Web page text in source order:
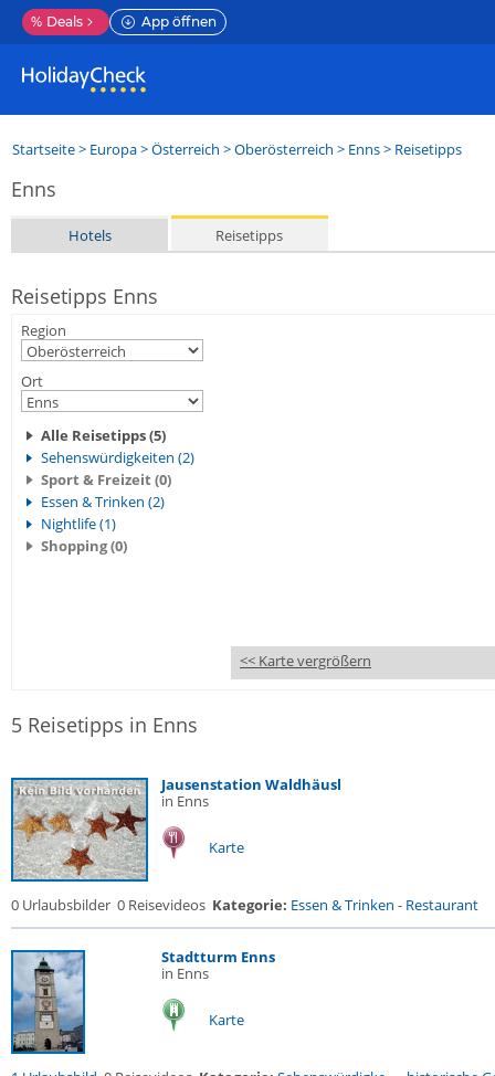
% Deals App öffnen
Startseite> Europa>Österreich >Oberösterreich > Enns> Reisetipps
Enns
Hotels Reisetipps
Reisetipps Enns
Region
Ort
Alle Reisetipps (5)
Sehenswürdigkeiten (2)
Sport & Freizeit (0)
Essen & Trinken (2)
Nightlife (1)
Shopping (0)
<< Karte vergrößern
5 Reisetipps in Enns
Jausenstation Waldhäusl
in Enns
Karte
0 Urlaubsbilder 0 Reisevideos Kategorie: Essen & Trinken - Restaurant
Stadtturm Enns
in Enns
Karte